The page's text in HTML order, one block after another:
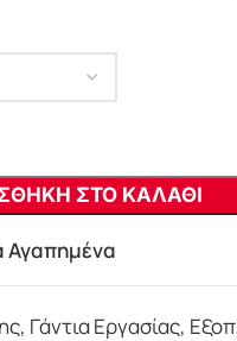
ΣΤΟ ΚΑΛΑΘΙ
Αγαπημένα
, Γάντια Εργασίας,